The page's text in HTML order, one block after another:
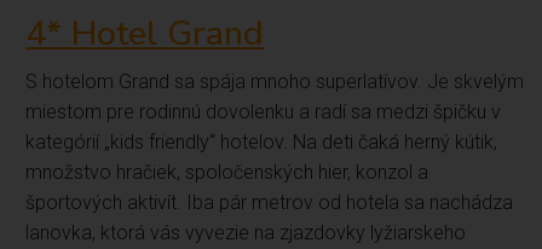
4* Hotel Grand
S hotelom Grand sa spája mnoho superlatívov. Je skvelým
miestom pre rodinnú dovolenku a radí sa medzi špičku v
kategórií „kids friendly“ hotelov. Na deti čaká herný kútik,
množstvo hračiek, spoločenských hier, konzol a
športových aktivít. Iba pár metrov od hotela sa nachádza
lanovka, ktorá vás vyvezie na zjazdovky lyžiarskeho